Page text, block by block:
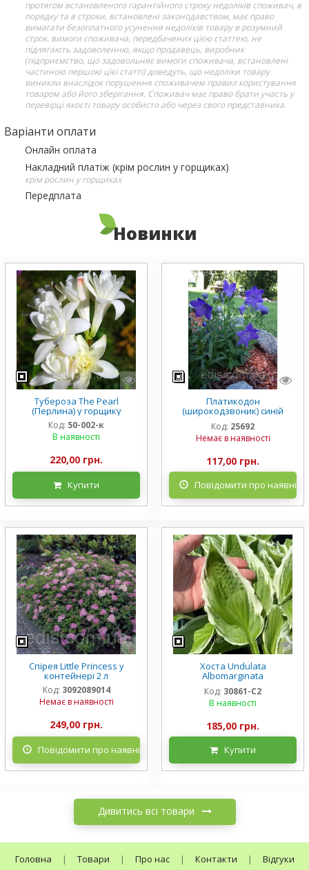
протягом встановленого гарантійного строку недоліків споживач, в
порядку та в строки, встановлені законодавством, має право
вимагати безоплатного усунення недоліків товару в розумний
строк. вимоги споживача, передбачених цією статтею, не
підлягають задоволенню, якщо продавець, виробник
(підприємство, що задовольняє вимоги споживача, встановлені
частиною першою цієї статті) доведуть, що недоліки товару
виникли внаслідок порушення споживачем правил користування
товаром або його зберігання. Споживач має право брати участь у
перевірці якості товару особисто або через свого представника.
Варіанти оплати
Онлайн оплата
Накладний платіж (крім рослин у горщиках)
крім рослин у горщиках
Передплата
Новинки
Тубероза The Pearl
(Перлина) у горщику
Код: 50-002-к
В наявності
220,00 грн.
Купити
Платикодон
(широкодзвоник) синій
низькорослий Mariesii у
горщику
Код: 25692
Немає в наявності
117,00 грн.
Повідомити про
Спірея Little Princess у
контейнері 2 л
Код: 3092089014
Немає в наявності
249,00 грн.
Повідомити про наявність
Хоста Undulata
Albomarginata
(Альбомарджината)
контейнер 2 л, 3/+ розетки
Код: 30861-С2
В наявності
185,00 грн.
Купити
Дивитись всі товари
Головна | Товари | Про нас | Контакти | Відгуки